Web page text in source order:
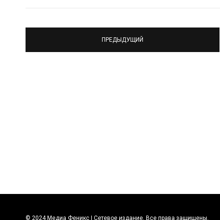
ПРЕДЫДУЩИЙ
© 2024 Медиа Феникс | Сетевое издание. Все права защищены.